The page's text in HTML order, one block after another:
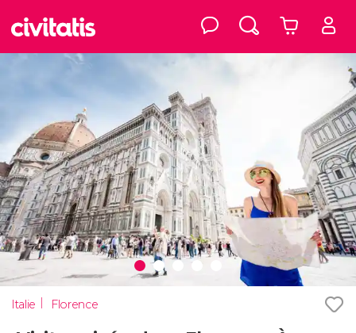
Italie Florence